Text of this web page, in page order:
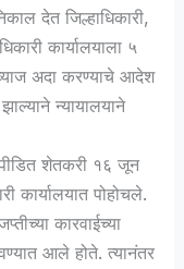
देत जिल्हाधिकारी,
कार्यालयाला ५
अदा करण्याचे आदेश
न्यायालयाने
शेतकरी १६ जून
कार्यालयात पोहोचले.
कारवाईच्या
आले होते. त्यानंतर